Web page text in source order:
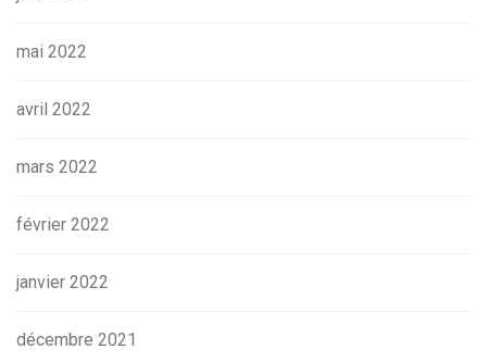
mai 2022
avril 2022
mars 2022
février 2022
janvier 2022
décembre 2021